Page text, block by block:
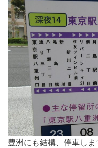
豊洲にも結構、停車しま